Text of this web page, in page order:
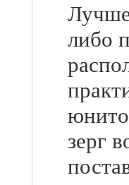
Лучше
либо
зерг